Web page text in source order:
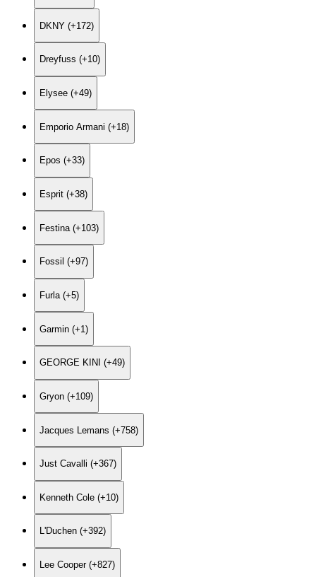
DKNY (+172)
Dreyfuss (+10)
Elysee (+49)
Emporio Armani (+18)
Epos (+33)
Esprit (+38)
Festina (+103)
Fossil (+97)
Furla (+5)
Garmin (+1)
GEORGE KINI (+49)
Gryon (+109)
Jacques Lemans (+758)
Just Cavalli (+367)
Kenneth Cole (+10)
L'Duchen (+392)
Lee Cooper (+827)